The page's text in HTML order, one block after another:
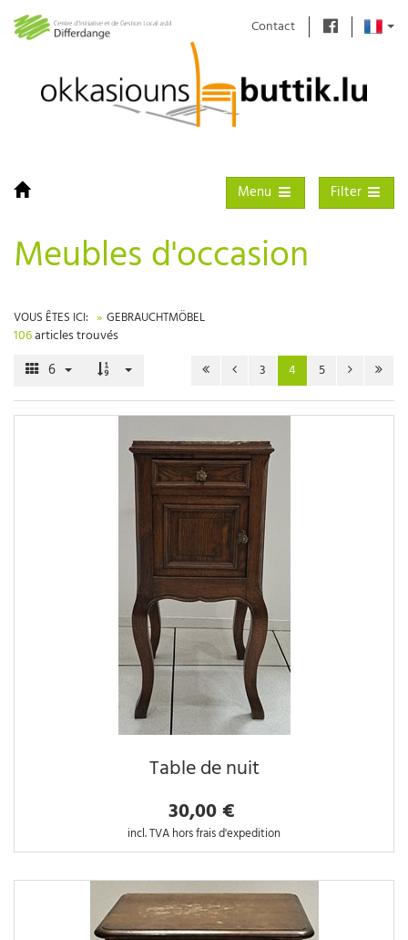
Contact
Toggle filter
Filter
Toggle navigation
Menu
Meubles d'occasion
VOUS ÊTES ICI: GEBRAUCHTMÖBEL
106articles trouvés
6 3 4 5
Table de nuit
30,00 €
incl. TVA hors frais d'expedition